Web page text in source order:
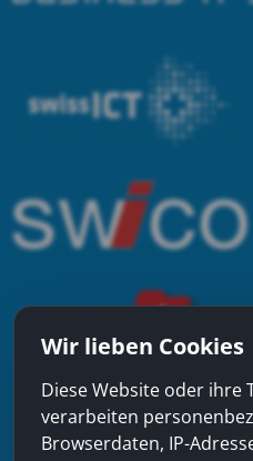
Wir lieben Cookies
Diese Website oder
verarbeiten
Browserdaten, IP-